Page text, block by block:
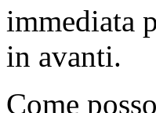
immediata
in avanti.
Come